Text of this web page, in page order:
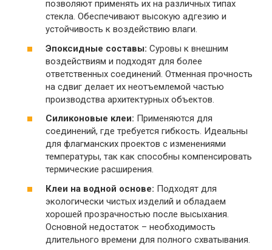
позволяют применять их на различных типах
стекла. Обеспечивают высокую адгезию и
устойчивость к воздействию влаги.
Эпоксидные составы: Суровы к внешним
воздействиям и подходят для более
ответственных соединений. Отменная прочность
на сдвиг делает их неотъемлемой частью
производства архитектурных объектов.
Силиконовые клеи: Применяются для
соединений, где требуется гибкость. Идеальны
для флагманских проектов с изменениями
температуры, так как способны компенсировать
термические расширения.
Клеи на водной основе: Подходят для
экологически чистых изделий и обладаем
хорошей прозрачностью после высыхания.
Основной недостаток – необходимость
длительного времени для полного схватывания.